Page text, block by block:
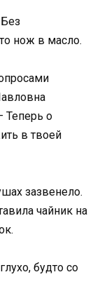
нож в масло.
Теперь о
в твоей
зазвенело.
чайник на
будто со